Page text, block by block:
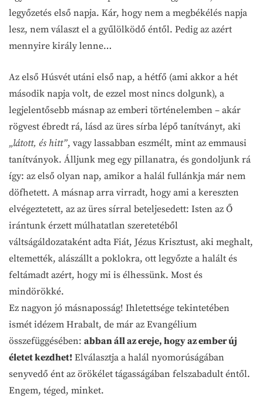
legyőzetés első napja. Kár, hogy nem a megbékélés napja
lesz, nem választ el a gyűlölködő éntől. Pedig az azért
mennyire király lenne…
Az első Húsvét utáni első nap, a hétfő (ami akkor a hét
második napja volt, de ezzel most nincs dolgunk), a
legjelentősebb másnap az emberi történelemben – akár
rögvest ébredt rá, lásd az üres sírba lépő tanítványt, aki
„látott, és hitt”, vagy lassabban eszmélt, mint az emmausi
tanítványok. Álljunk meg egy pillanatra, és gondoljunk rá
így: az első olyan nap, amikor a halál fullánkja már nem
döfhetett. A másnap arra virradt, hogy ami a kereszten
elvégeztetett, az az üres sírral beteljesedett: Isten az Ő
irántunk érzett múlhatatlan szeretetéből
váltságáldozataként adta Fiát, Jézus Krisztust, aki meghalt,
eltemették, alászállt a poklokra, ott legyőzte a halált és
feltámadt azért, hogy mi is élhessünk. Most és
mindörökké.
Ez nagyon jó másnaposság! Ihletettsége tekintetében
ismét idézem Hrabalt, de már az Evangélium
összefüggésében: abban áll az ereje, hogy az ember új
életet kezdhet! Elválasztja a halál nyomorúságában
senyvedő ént az örökélet tágasságában felszabadult éntől.
Engem, téged, minket.